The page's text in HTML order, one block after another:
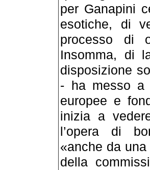
per Ganapini
esotiche, di
processo di
Insomma, di
disposizione
- ha messo a
europee e
inizia a
l’opera di
«anche da
della